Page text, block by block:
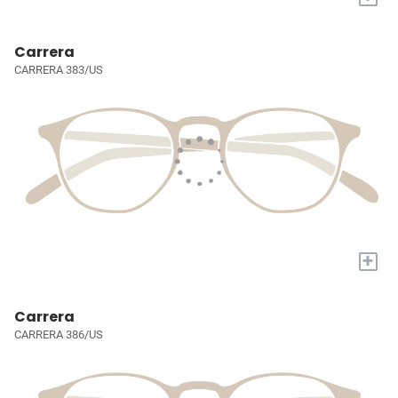
Carrera
CARRERA 383/US
+
Carrera
CARRERA 386/US